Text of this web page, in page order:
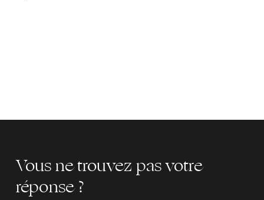
Vous ne trouvez pas votre
réponse ?